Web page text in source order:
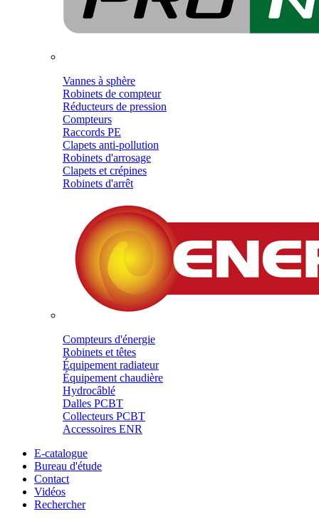
Vannes à sphère
Robinets de compteur
Réducteurs de pression
Compteurs
Raccords PE
Clapets anti-pollution
Robinets d'arrosage
Clapets et crépines
Robinets d'arrêt
Compteurs d'énergie
Robinets et têtes
Équipement radiateur
Équipement chaudière
Hydrocâblé
Dalles PCBT
Collecteurs PCBT
Accessoires ENR
E-catalogue
Bureau d'étude
Contact
Vidéos
Rechercher